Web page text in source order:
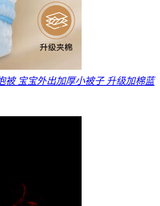
被 宝宝外出加厚小被子 升级加棉蓝